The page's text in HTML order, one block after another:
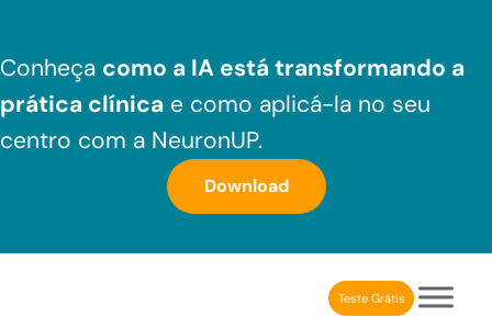
Conheça como a IA está transformando a
prática clínica e como aplicá-la no seu
centro com a NeuronUP.
Download
Aplicativo de estimulação cognitiva para profissionais
Teste Grátis